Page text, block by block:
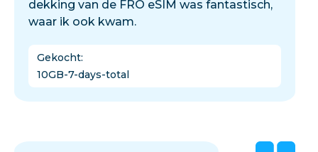
dekking van de FRO eSIM was fantastisch,
waar ik ook kwam.
Gekocht:
10GB-7-days-total